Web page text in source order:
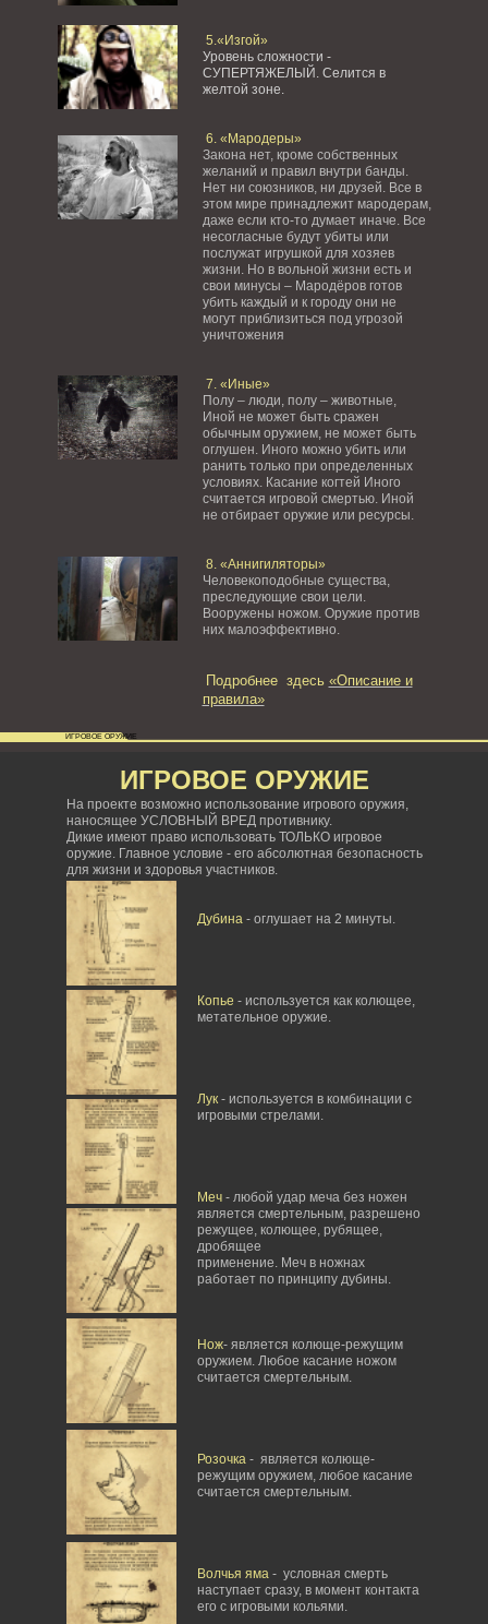
5.«Изгой»
Уровень сложности -
СУПЕРТЯЖЕЛЫЙ. Селится в
желтой зоне.
6. «Мародеры»
Закона нет, кроме собственных
желаний и правил внутри банды.
Нет ни союзников, ни друзей. Все в
этом мире принадлежит мародерам,
даже если кто-то думает иначе. Все
несогласные будут убиты или
послужат игрушкой для хозяев
жизни. Но в вольной жизни есть и
свои минусы – Мародёров готов
убить каждый и к городу они не
могут приблизиться под угрозой
уничтожения
7. «Иные»
Полу – люди, полу – животные,
Иной не может быть сражен
обычным оружием, не может быть
оглушен. Иного можно убить или
ранить только при определенных
условиях. Касание когтей Иного
считается игровой смертью. Иной
не отбирает оружие или ресурсы.
8. «Аннигиляторы»
Человекоподобные существа,
преследующие свои цели.
Вооружены ножом. Оружие против
них малоэффективно.
Подробнее здесь «Описание и
правила»
ИГРОВОЕ ОРУЖИЕ
На проекте возможно использование игрового оружия,
наносящее УСЛОВНЫЙ ВРЕД противнику.
Дикие имеют право использовать ТОЛЬКО игровое
оружие. Главное условие - его абсолютная безопасность
для жизни и здоровья участников.
Дубина- оглушает на 2 минуты.
Копье - используется как колющее,
метательное оружие.
Лук- используется в комбинации с
игровыми стрелами.
Меч- любой удар меча без ножен
является смертельным, разрешено
режущее, колющее, рубящее,
дробящее
применение. Меч в ножнах
работает по принципу дубины.
Нож- является колюще-режущим
оружием. Любое касание ножом
считается смертельным.
Розочка- является колюще-
режущим оружием, любое касание
считается смертельным.
Волчья яма- условная смерть
наступает сразу, в момент контакта
его с игровыми кольями.
ИГРОВОЕ ОРУЖИЕ